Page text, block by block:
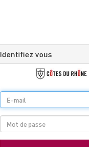
Identifiez vous